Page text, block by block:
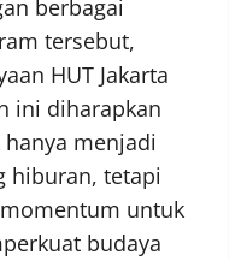
berbagai
tersebut,
HUT Jakarta
ini diharapkan
menjadi
hiburan, tetapi
untuk
budaya